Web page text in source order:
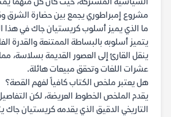
السياسية المشتركة، حيث كان كل منهما
مشروع إمبراطوري يجمع بين حضارة الشرق
ما الذي يميز أسلوب كريستيان جاك في هذا
يتميز أسلوبه بالبساطة الممتنعة والقدرة
ينقل القارئ إلى العصور القديمة بسلاسة،
عشرات اللغات وتحقق مبيعات هائلة.
هل يعتبر ملخص الكتاب كافياً لفهم القصة؟
يقدم الملخص الخطوط العريضة، لكن
التاريخي الدقيق الذي يقدمه كريستيان جاك